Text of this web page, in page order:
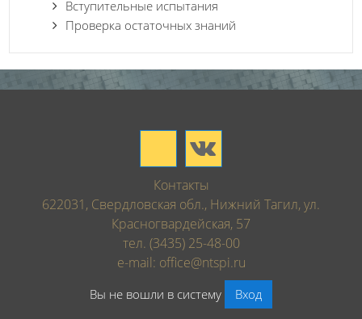
Вступительные испытания
Проверка остаточных знаний
Контакты
622031, Свердловская обл., Нижний Тагил, ул.
Красногвардейская, 57
тел. (3435) 25-48-00
e-mail: office@ntspi.ru
Вы не вошли в систему Вход